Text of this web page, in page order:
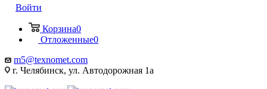
Войти
Корзина0
Отложенные0
m5@texnomet.com
г. Челябинск, ул. Автодорожная 1а